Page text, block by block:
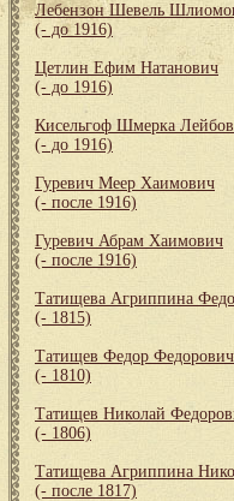
Лебензон Шевель
(- до 1916)
Цетлин Ефим Натанович
(- до 1916)
Кисельгоф Шмерка
(- до 1916)
Гуревич Меер Хаимович
(- после 1916)
Гуревич Абрам Хаимович
(- после 1916)
Татищева Агриппина
(- 1815)
Татищев Федор Федорович
(- 1810)
Татищев Николай
(- 1806)
Татищева Агриппина
(- после 1817)